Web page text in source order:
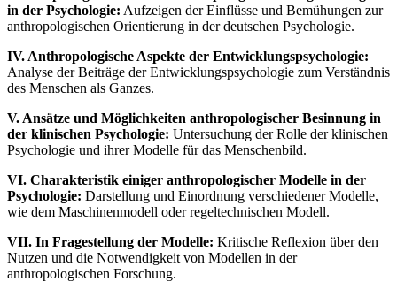
in der Psychologie: Aufzeigen der Einflüsse und Bemühungen zur
anthropologischen Orientierung in der deutschen Psychologie.
IV. Anthropologische Aspekte der Entwicklungspsychologie:
Analyse der Beiträge der Entwicklungspsychologie zum Verständnis
des Menschen als Ganzes.
V. Ansätze und Möglichkeiten anthropologischer Besinnung in
der klinischen Psychologie: Untersuchung der Rolle der klinischen
Psychologie und ihrer Modelle für das Menschenbild.
VI. Charakteristik einiger anthropologischer Modelle in der
Psychologie: Darstellung und Einordnung verschiedener Modelle,
wie dem Maschinenmodell oder regeltechnischen Modell.
VII. In Fragestellung der Modelle: Kritische Reflexion über den
Nutzen und die Notwendigkeit von Modellen in der
anthropologischen Forschung.